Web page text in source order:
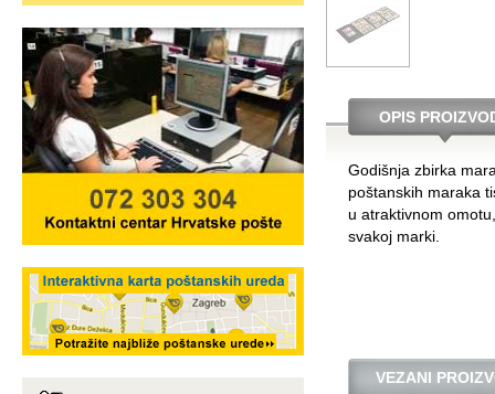
OPIS
Godišnja zbirka
poštanskih maraka
u atraktivnom
svakoj marki.
VEZANI